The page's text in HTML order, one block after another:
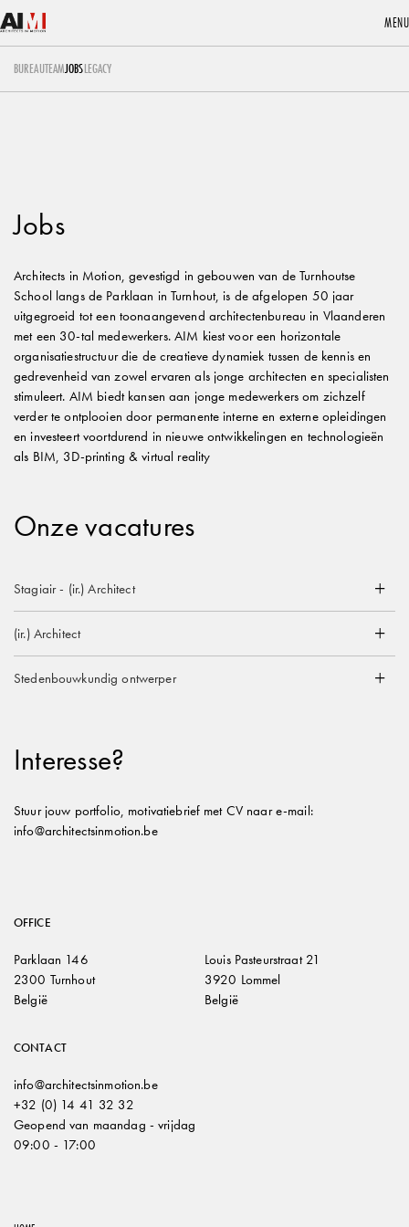
BUREAUTEAMJOBSLEGACY
MENU
Jobs
Architects in Motion, gevestigd in gebouwen van de Turnhoutse
School langs de Parklaan in Turnhout, is de afgelopen 50 jaar
uitgegroeid tot een toonaangevend architectenbureau in Vlaanderen
met een 30-tal medewerkers. AIM kiest voor een horizontale
organisatiestructuur die de creatieve dynamiek tussen de kennis en
gedrevenheid van zowel ervaren als jonge architecten en specialisten
stimuleert. AIM biedt kansen aan jonge medewerkers om zichzelf
verder te ontplooien door permanente interne en externe opleidingen
en investeert voortdurend in nieuwe ontwikkelingen en technologieën
als BIM, 3D-printing & virtual reality
Onze vacatures
Stagiair - (ir.) Architect
(ir.) Architect
Stedenbouwkundig ontwerper
Interesse?
Stuur jouw portfolio, motivatiebrief met CV naar e-mail:
info@architectsinmotion.be
OFFICE
Parklaan 146
2300 Turnhout
België
Louis Pasteurstraat 21
3920 Lommel
België
CONTACT
info@architectsinmotion.be
+32 (0) 14 41 32 32
Geopend van maandag - vrijdag
09:00 - 17:00